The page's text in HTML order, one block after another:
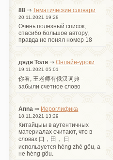
88 ⇒Тематические словари
20.11.2021 19:28
Очень полезный список,
спасибо большое автору,
правда не понял номер 18
дядя Толя ⇒Онлайн-уроки
19.11.2021 05:01
你看, 王老师有俄汉词典 -
забыли счетное слово
Anna ⇒ Иероглифика
18.11.2021 13:29
Китайцыы в аутентичных
материалах считают, что в
словах 口，田， 日
используется héng zhé gõu, а
не héng gõu.